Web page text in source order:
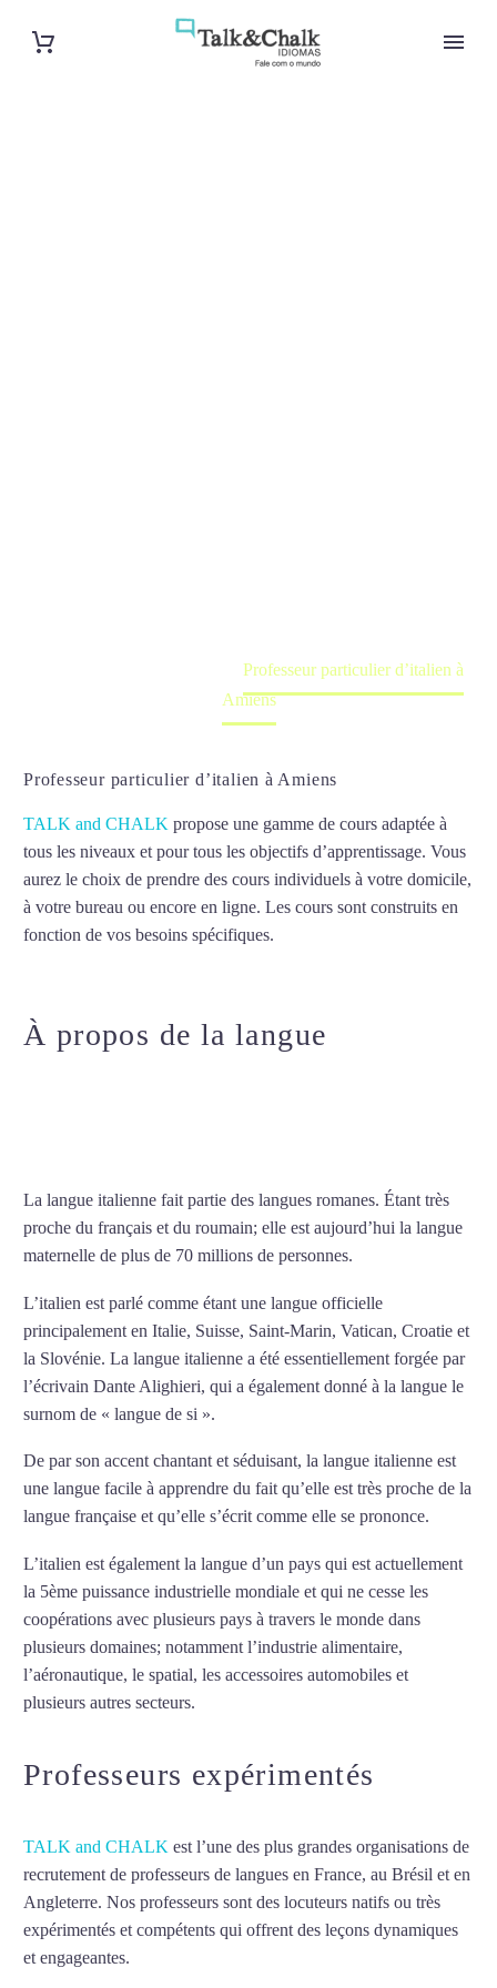
Professeur particulier d’italien à
Amiens
Professeur particulier d’italien à Amiens
TALK and CHALK propose une gamme de cours adaptée à
tous les niveaux et pour tous les objectifs d’apprentissage. Vous
aurez le choix de prendre des cours individuels à votre domicile,
à votre bureau ou encore en ligne. Les cours sont construits en
fonction de vos besoins spécifiques.
À propos de la langue
La langue italienne fait partie des langues romanes. Étant très
proche du français et du roumain; elle est aujourd’hui la langue
maternelle de plus de 70 millions de personnes.
L’italien est parlé comme étant une langue officielle
principalement en Italie, Suisse, Saint-Marin, Vatican, Croatie et
la Slovénie. La langue italienne a été essentiellement forgée par
l’écrivain Dante Alighieri, qui a également donné à la langue le
surnom de « langue de si ».
De par son accent chantant et séduisant, la langue italienne est
une langue facile à apprendre du fait qu’elle est très proche de la
langue française et qu’elle s’écrit comme elle se prononce.
L’italien est également la langue d’un pays qui est actuellement
la 5ème puissance industrielle mondiale et qui ne cesse les
coopérations avec plusieurs pays à travers le monde dans
plusieurs domaines; notamment l’industrie alimentaire,
l’aéronautique, le spatial, les accessoires automobiles et
plusieurs autres secteurs.
Professeurs expérimentés
TALK and CHALK est l’une des plus grandes organisations de
recrutement de professeurs de langues en France, au Brésil et en
Angleterre. Nos professeurs sont des locuteurs natifs ou très
expérimentés et compétents qui offrent des leçons dynamiques
et engageantes.